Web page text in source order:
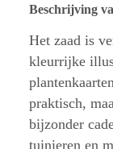
Beschrijving
Het zaad is
kleurrijke
praktisch,
bijzonder
tuinieren en